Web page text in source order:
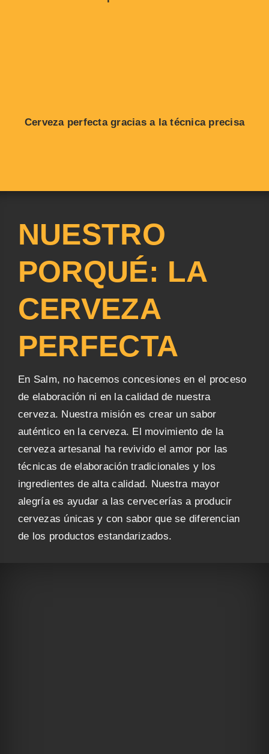
Cerveza perfecta gracias a la técnica precisa
NUESTRO
PORQUÉ: LA
CERVEZA
PERFECTA
En Salm, no hacemos concesiones en el proceso
de elaboración ni en la calidad de nuestra
cerveza. Nuestra misión es crear un sabor
auténtico en la cerveza. El movimiento de la
cerveza artesanal ha revivido el amor por las
técnicas de elaboración tradicionales y los
ingredientes de alta calidad. Nuestra mayor
alegría es ayudar a las cervecerías a producir
cervezas únicas y con sabor que se diferencian
de los productos estandarizados.